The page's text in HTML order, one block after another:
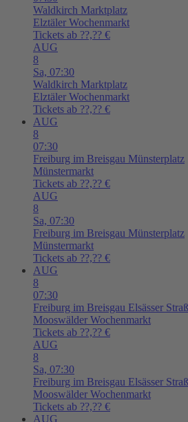
Waldkirch Marktplatz
Elztäler Wochenmarkt
Tickets ab ??,?? €
AUG
8
Sa, 07:30
Waldkirch Marktplatz
Elztäler Wochenmarkt
Tickets ab ??,?? €
AUG
8
07:30
Freiburg im Breisgau Münsterplatz
Münstermarkt
Tickets ab ??,?? €
AUG
8
Sa, 07:30
Freiburg im Breisgau Münsterplatz
Münstermarkt
Tickets ab ??,?? €
AUG
8
07:30
Freiburg im Breisgau Elsässer
Mooswälder Wochenmarkt
Tickets ab ??,?? €
AUG
8
Sa, 07:30
Freiburg im Breisgau Elsässer
Mooswälder Wochenmarkt
Tickets ab ??,?? €
AUG